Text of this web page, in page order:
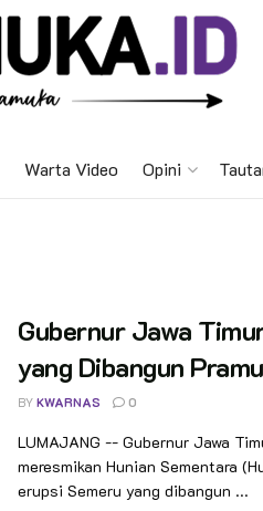
Warta Video Opini
Gubernur Jawa
yang Dibangun
BY KWARNAS 0
LUMAJANG -- Gubernur Jawa
meresmikan Hunian Sementara
erupsi Semeru yang dibangun ...